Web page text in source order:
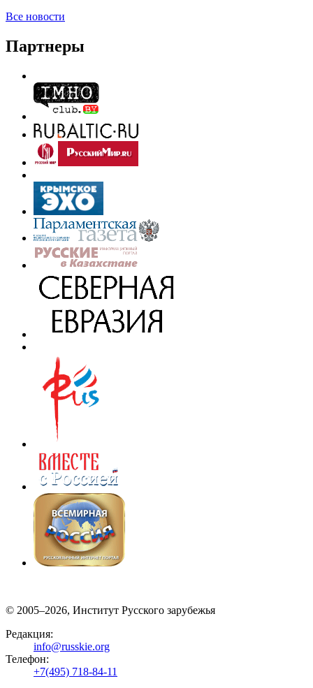
Все новости
Партнеры
© 2005–2026, Институт Русского зарубежья
Редакция:
info@russkie.org
Телефон:
+7(495) 718-84-11